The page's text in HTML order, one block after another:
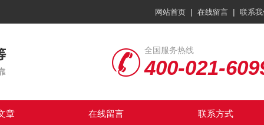
网站首页 | 在线留言 | 联系
全国服务热线
400-021-
章 在线留言 联系方式